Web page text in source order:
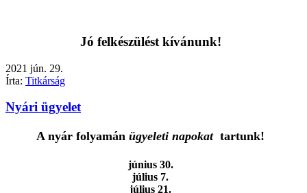
Jó felkészülést kívánunk!
2021 jún. 29.
Írta: Titkárság
Nyári ügyelet
A nyár folyamánügyeleti napokattartunk!
június 30.
július 7.
július 21.